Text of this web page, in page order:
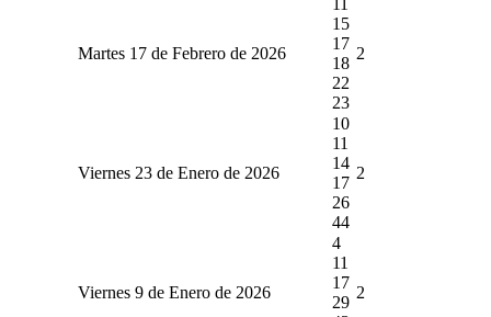
Martes 17 de Febrero de 2026
15
17
18
22
23
2
Viernes 23 de Enero de 2026
10
11
14
17
26
44
2
Viernes 9 de Enero de 2026
4
11
17
29
2